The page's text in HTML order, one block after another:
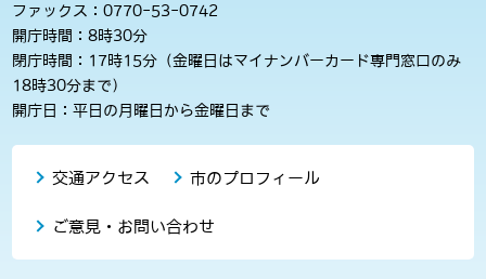
ファックス：0770-53-0742
開庁時間：8時30分
閉庁時間：17時15分（金曜日はマイナンバーカード専門窓口のみ
18時30分まで）
開庁日：平日の月曜日から金曜日まで
交通アクセス 市のプロフィール
ご意見・お問い合わせ